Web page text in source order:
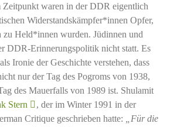
Zeitpunkt waren in der DDR eigentlich
Widerstandskämpfer*innen Opfer,
zu Held*innen wurden. Jüdinnen und
DDR-Erinnerungspolitik nicht statt. Es
Ironie der Geschichte verstehen, dass
nur der Tag des Pogroms von 1938,
des Mauerfalls von 1989 ist. Shulamit
Stern
, der im Winter 1991 in der
Critique geschrieben hatte:
„Für die